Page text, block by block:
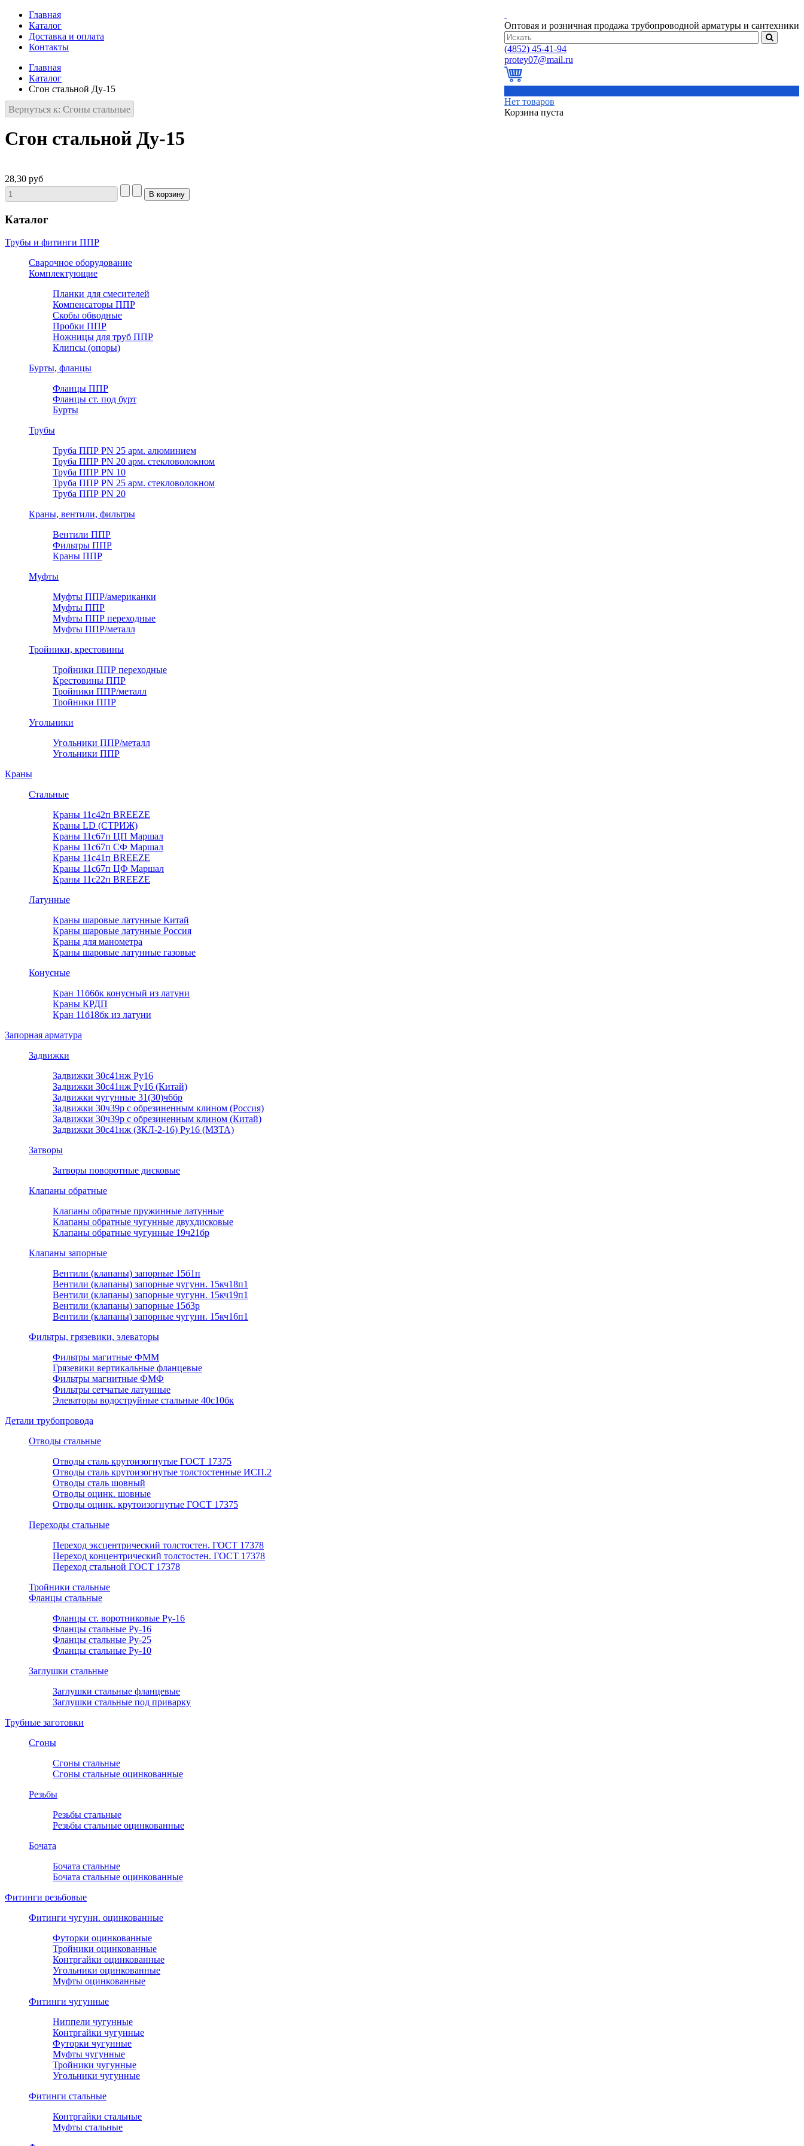
Оптовая и розничная продажа трубопроводной арматуры и сантехники
(4852) 45-41-94
Нет товаров
Корзина пуста
Главная
Каталог
Доставка и оплата
Контакты
Главная
Каталог
Сгон стальной Ду-15
Вернуться к: Сгоны стальные
Сгон стальной Ду-15
28,30 руб
Каталог
Трубы и фитинги ППР
Сварочное оборудование
Комплектующие
Планки для смесителей
Компенсаторы ППР
Скобы обводные
Пробки ППР
Ножницы для труб ППР
Клипсы (опоры)
Бурты, фланцы
Фланцы ППР
Фланцы ст. под бурт
Бурты
Трубы
Труба ППР PN 25 арм. алюминием
Труба ППР PN 20 арм. стекловолокном
Труба ППР PN 10
Труба ППР PN 25 арм. стекловолокном
Труба ППР PN 20
Краны, вентили, фильтры
Вентили ППР
Фильтры ППР
Краны ППР
Муфты
Муфты ППР/американки
Муфты ППР
Муфты ППР переходные
Муфты ППР/металл
Тройники, крестовины
Тройники ППР переходные
Крестовины ППР
Тройники ППР/металл
Тройники ППР
Угольники
Угольники ППР/металл
Угольники ППР
Краны
Стальные
Краны 11с42п BREEZE
Краны LD (СТРИЖ)
Краны 11с67п ЦП Маршал
Краны 11с67п СФ Маршал
Краны 11с41п BREEZE
Краны 11с67п ЦФ Маршал
Краны 11с22п BREEZE
Латунные
Краны шаровые латунные Китай
Краны шаровые латунные Россия
Краны для манометра
Краны шаровые латунные газовые
Конусные
Кран 11б6бк конусный из латуни
Краны КРДП
Кран 11б18бк из латуни
Запорная арматура
Задвижки
Задвижки 30с41нж Ру16
Задвижки 30с41нж Ру16 (Китай)
Задвижки чугунные 31(30)ч6бр
Задвижки 30ч39р с обрезиненным клином (Россия)
Задвижки 30ч39р с обрезиненным клином (Китай)
Задвижки 30с41нж (ЗКЛ-2-16) Ру16 (МЗТА)
Затворы
Затворы поворотные дисковые
Клапаны обратные
Клапаны обратные пружинные латунные
Клапаны обратные чугунные двухдисковые
Клапаны обратные чугунные 19ч21бр
Клапаны запорные
Вентили (клапаны) запорные 15б1п
Вентили (клапаны) запорные чугунн. 15кч18п1
Вентили (клапаны) запорные чугунн. 15кч19п1
Вентили (клапаны) запорные 15б3р
Вентили (клапаны) запорные чугунн. 15кч16п1
Фильтры, грязевики, элеваторы
Фильтры магитные ФММ
Грязевики вертикальные фланцевые
Фильтры магнитные ФМФ
Фильтры сетчатые латунные
Элеваторы водоструйные стальные 40с10бк
Детали трубопровода
Отводы стальные
Отводы сталь крутоизогнутые ГОСТ 17375
Отводы сталь крутоизогнутые толстостенные ИСП.2
Отводы сталь шовный
Отводы оцинк. шовные
Отводы оцинк. крутоизогнутые ГОСТ 17375
Переходы стальные
Переход эксцентрический толстостен. ГОСТ 17378
Переход концентрический толстостен. ГОСТ 17378
Переход стальной ГОСТ 17378
Тройники стальные
Фланцы стальные
Фланцы ст. воротниковые Ру-16
Фланцы стальные Ру-16
Фланцы стальные Ру-25
Фланцы стальные Ру-10
Заглушки стальные
Заглушки стальные фланцевые
Заглушки стальные под приварку
Трубные заготовки
Сгоны
Сгоны стальные
Сгоны стальные оцинкованные
Резьбы
Резьбы стальные
Резьбы стальные оцинкованные
Бочата
Бочата стальные
Бочата стальные оцинкованные
Фитинги резьбовые
Фитинги чугунн. оцинкованные
Футорки оцинкованные
Тройники оцинкованные
Контргайки оцинкованные
Угольники оцинкованные
Муфты оцинкованные
Фитинги чугунные
Ниппели чугунные
Контргайки чугунные
Футорки чугунные
Муфты чугунные
Тройники чугунные
Угольники чугунные
Фитинги стальные
Контргайки стальные
Муфты стальные